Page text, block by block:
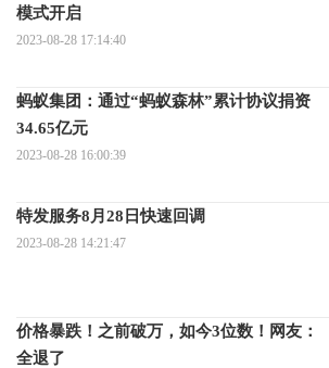
模式开启
2023-08-28 17:14:40
蚂蚁集团：通过“蚂蚁森林”累计协议捐资
34.65亿元
2023-08-28 16:00:39
特发服务8月28日快速回调
2023-08-28 14:21:47
价格暴跌！之前破万，如今3位数！网友：
全退了